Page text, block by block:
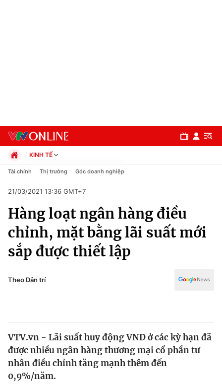
Chuyên mục
Chính trị
Xã hội
Pháp luật
Thế giới
Tin tức
Thế giới đó đây
Kinh tế
KINH TẾ
Chính trị
Pháp luật
Kinh tế
Thể thao
Truyền hình
Văn hóa - Giải trí
Tài chính Thị trường Góc doanh nghiệp
21/03/2021 13:36 GMT+7
Hàng loạt ngân hàng điều
chỉnh, mặt bằng lãi suất mới
sắp được thiết lập
Theo Dân trí
VTV.vn - Lãi suất huy động VND ở các kỳ hạn đã
được nhiều ngân hàng thương mại cổ phần tư
nhân điều chỉnh tăng mạnh thêm đến
0,9%/năm.